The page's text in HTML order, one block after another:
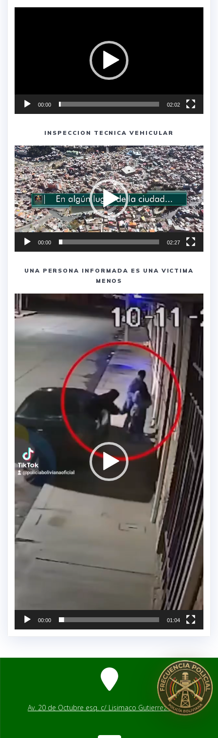
00:00 02:02
INSPECCION TECNICA VEHICULAR
Reproductor
de
vídeo
00:00 02:27
UNA PERSONA INFORMADA ES UNA VICTIMA
MENOS
Reproductor
de
vídeo
00:00 01:04
Av. 20 de Octubre esq. c/ Lisimaco Gutierrez # 2541